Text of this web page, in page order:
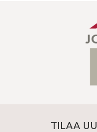
TILAA